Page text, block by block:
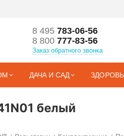
8 495783-06-56
8 800777-83-56
Заказ обратного звонка
ДАЧА И САД
белый